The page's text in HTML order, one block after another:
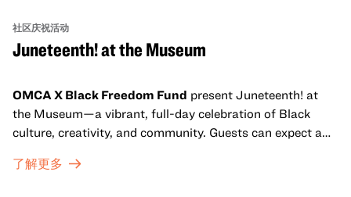
社区庆祝活动
Juneteenth! at the Museum
OMCA X Black Freedom Fund present Juneteenth! at
the Museum—a vibrant, full-day celebration of Black
culture, creativity, and community. Guests can expect a
sets from boundary-pushing artists, delicious offerings
了解更多